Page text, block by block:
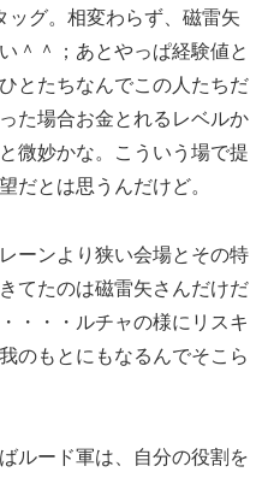
ッグ。相変わらず、磁雷矢
＾＾；あとやっぱ経験値と
とたちなんでこの人たちだ
た場合お金とれるレベルか
微妙かな。こういう場で提
だとは思うんだけど。
ーンより狭い会場とその特
てたのは磁雷矢さんだけだ
・・・ルチャの様にリスキ
のもとにもなるんでそこら
ルード軍は、自分の役割を